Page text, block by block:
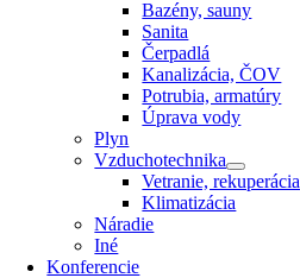
Bazény, sauny
Sanita
Čerpadlá
Kanalizácia, ČOV
Potrubia, armatúry
Úprava vody
Plyn
Vzduchotechnika
Vetranie, rekuperácia
Klimatizácia
Náradie
Iné
Konferencie